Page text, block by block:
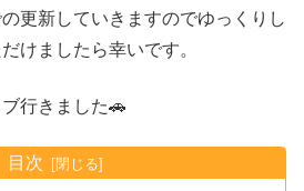
更新していきますのでゆっくりし
けましたら幸いです。
行きました🚗
目次